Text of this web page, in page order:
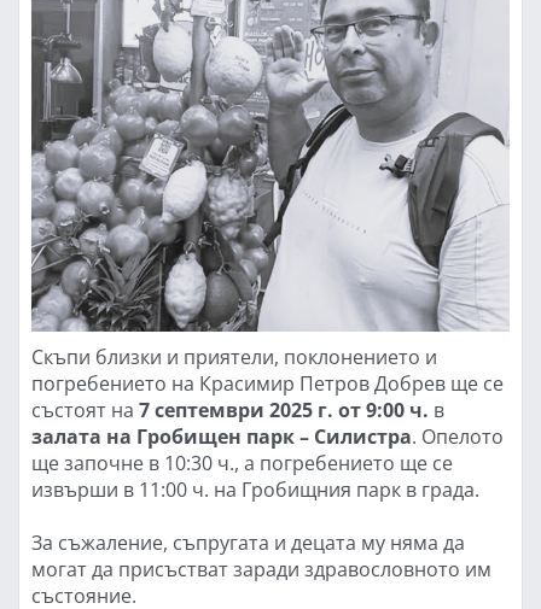
Скъпи близки и приятели, поклонението и
погребението на Красимир Петров Добрев ще се
състоят на 7 септември 2025 г. от 9:00 ч. в
залата на Гробищен парк – Силистра. Опелото
ще започне в 10:30 ч., а погребението ще се
извърши в 11:00 ч. на Гробищния парк в града.
За съжаление, съпругата и децата му няма да
могат да присъстват заради здравословното им
състояние.